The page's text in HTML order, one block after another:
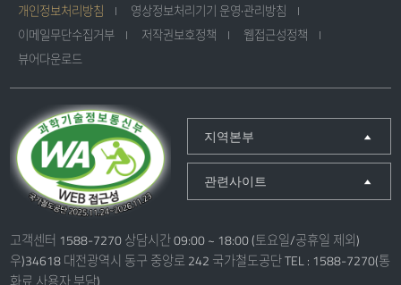
개인정보처리방침
영상정보처리기기 운영·관리방침
이메일무단수집거부
저작권보호정책
웹접근성정책
뷰어다운로드
지역본부
관련사이트
고객센터 1588-7270 상담시간 09:00 ~ 18:00 (토요일/공휴일 제외)
우)34618 대전광역시 동구 중앙로 242 국가철도공단 TEL : 1588-7270(통